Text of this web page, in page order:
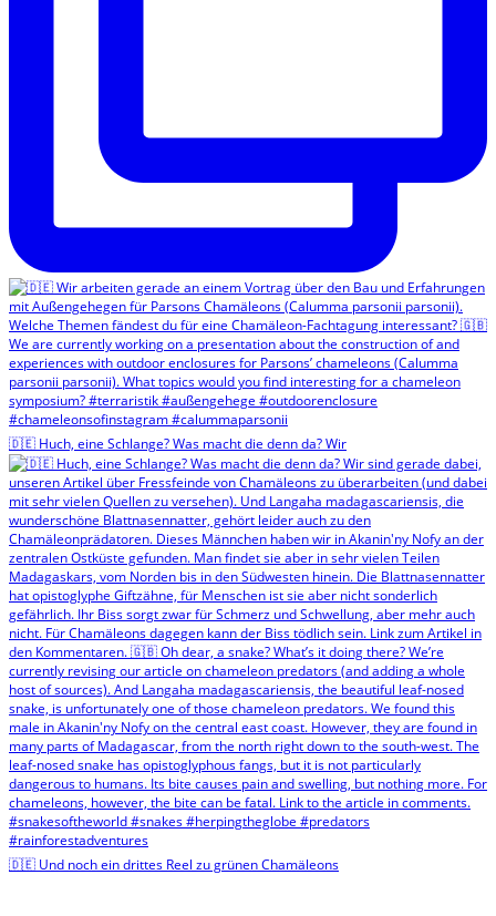
🇩🇪 Huch, eine Schlange? Was macht die denn da? Wir
🇩🇪 Und noch ein drittes Reel zu grünen Chamäleons